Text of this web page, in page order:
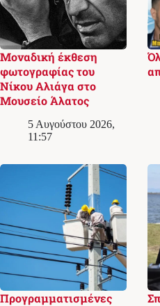
Μοναδική έκθεση
φωτογραφίας του
Νίκου Αλιάγα στο
Μουσείο Άλατος
5 Αυγούστου 2026,
11:57
Προγραμματισμένες